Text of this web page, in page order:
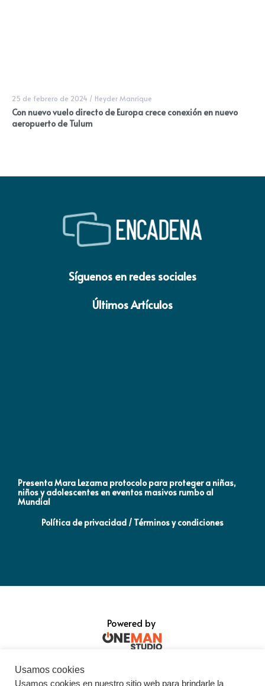
25 de febrero de 2024 / Heyder Manrique
Con nuevo vuelo directo de Europa crece conexión en nuevo
aeropuerto de Tulum
Síguenos en redes sociales
Últimos Artículos
Presenta Mara Lezama protocolo para proteger a niñas,
niños y adolescentes en eventos masivos rumbo al
Mundial
Política de privacidad / Términos y condiciones
Powered by
Usamos cookies
Usamos cookies en nuestro sitio web para brindarle la